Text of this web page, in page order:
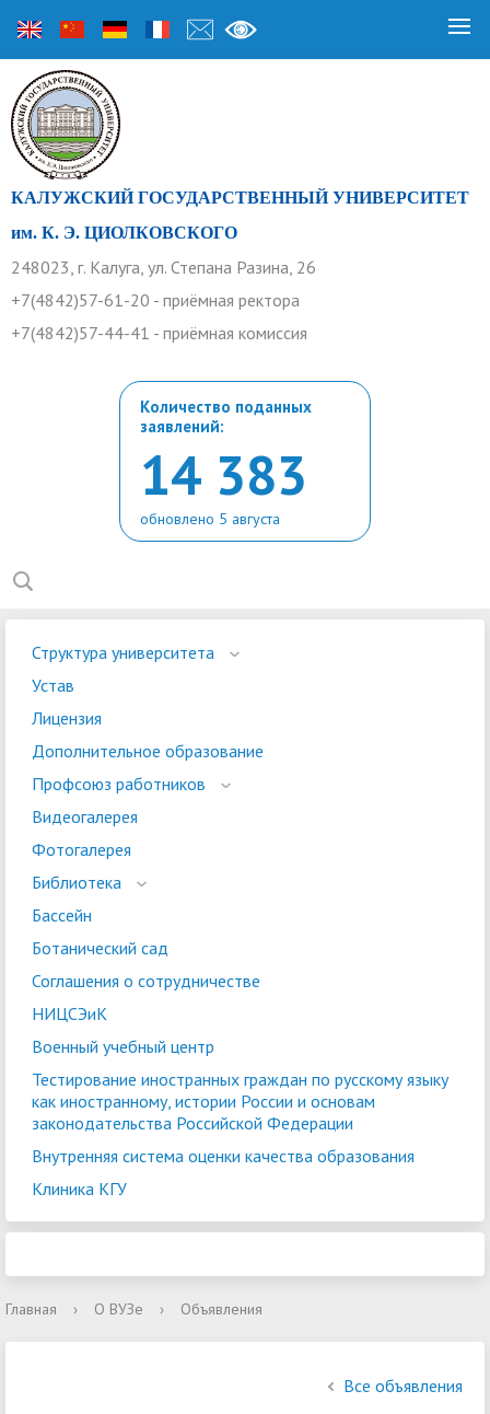
КАЛУЖСКИЙ ГОСУДАРСТВЕННЫЙ УНИВЕРСИТЕТ
им. К. Э. ЦИОЛКОВСКОГО
248023, г. Калуга, ул. Степана Разина, 26
+7(4842)57-61-20 - приёмная ректора
+7(4842)57-44-41 - приёмная комиссия
Количество поданных
заявлений:
14 383
обновлено 5 августа
Структура университета
Устав
Лицензия
Дополнительное образование
Профсоюз работников
Видеогалерея
Фотогалерея
Библиотека
Бассейн
Ботанический сад
Соглашения о сотрудничестве
НИЦСЭиК
Военный учебный центр
Тестирование иностранных граждан по русскому языку
как иностранному, истории России и основам
законодательства Российской Федерации
Внутренняя система оценки качества образования
Клиника КГУ
Главная › О ВУЗе › Объявления
Все объявления